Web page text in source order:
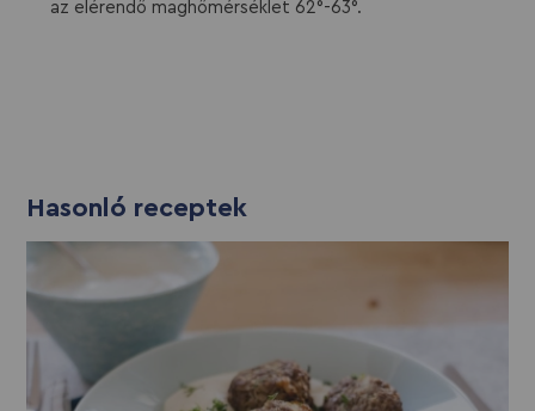
az elérendő maghőmérséklet 62°-63°.
Hasonló receptek